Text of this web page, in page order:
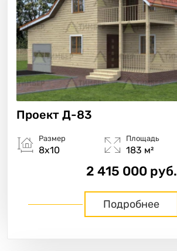
Проект Д-83
Размер
8х10
Площадь
183 м²
2 415 000 руб.
Подробнее